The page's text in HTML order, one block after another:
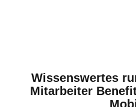
Wissenswertes
Mitarbeiter